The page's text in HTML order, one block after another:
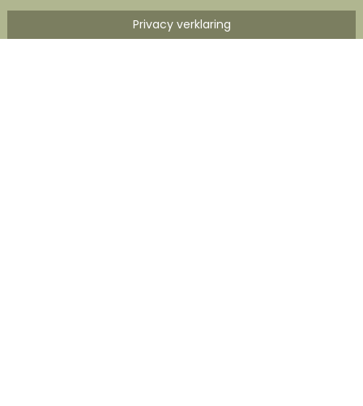
Privacy verklaring